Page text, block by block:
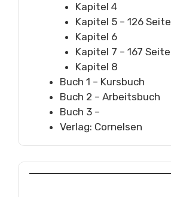
Kapitel 4
Kapitel 5 – 126 Seite
Kapitel 6
Kapitel 7 – 167 Seite
Kapitel 8
Buch 1 – Kursbuch
Buch 2 – Arbeitsbuch
Buch 3 –
Verlag: Cornelsen